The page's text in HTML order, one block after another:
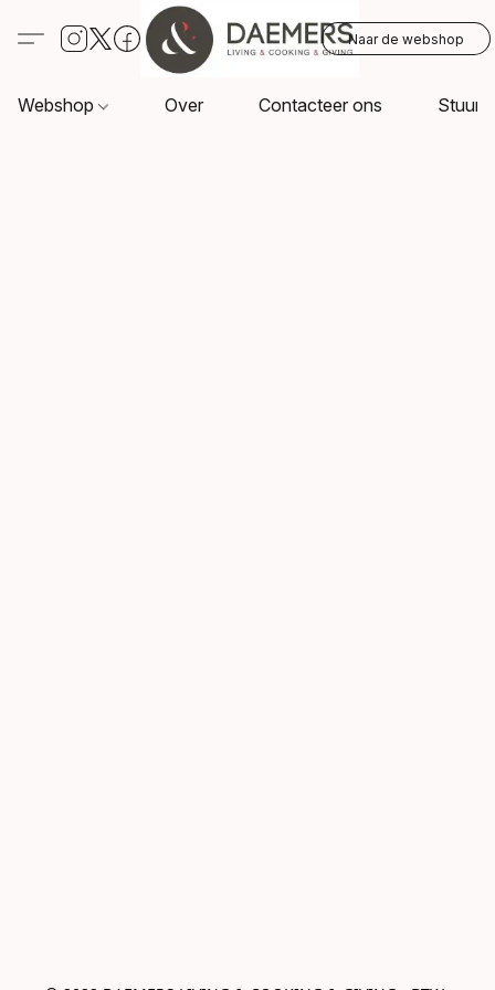
Naar de webshop
Webshop Over Contacteer ons Stuur